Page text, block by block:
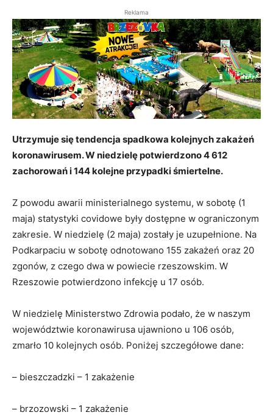
Reklama
Utrzymuje się tendencja spadkowa kolejnych zakażeń
koronawirusem. W niedzielę potwierdzono 4 612
zachorowań i 144 kolejne przypadki śmiertelne.
Z powodu awarii ministerialnego systemu, w sobotę (1
maja) statystyki covidowe były dostępne w ograniczonym
zakresie. W niedzielę (2 maja) zostały je uzupełnione. Na
Podkarpaciu w sobotę odnotowano 155 zakażeń oraz 20
zgonów, z czego dwa w powiecie rzeszowskim. W
Rzeszowie potwierdzono infekcję u 17 osób.
W niedzielę Ministerstwo Zdrowia podało, że w naszym
województwie koronawirusa ujawniono u 106 osób,
zmarło 10 kolejnych osób. Poniżej szczegółowe dane:
– bieszczadzki – 1 zakażenie
– brzozowski – 1 zakażenie